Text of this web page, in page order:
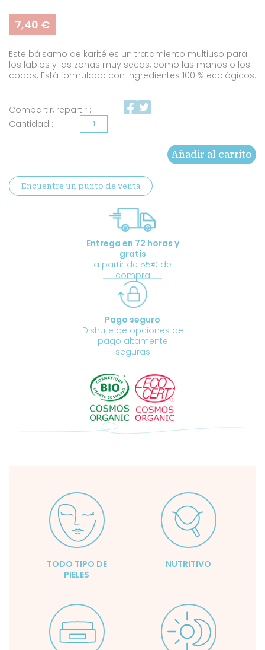
7,40 €
Este bálsamo de karité es un tratamiento multiuso para
los labios y las zonas muy secas, como las manos o los
codos. Está formulado con ingredientes 100 % ecológicos.
Compartir, repartir :
Bálsamo
ecológico
cantidad
Añadir al carrito
Encuentre un punto de venta
Entrega en 72 horas y
gratis
a partir de 55€ de
compra
Pago seguro
Disfrute de opciones de
pago altamente
seguras
TODO TIPO DE
PIELES
NUTRITIVO